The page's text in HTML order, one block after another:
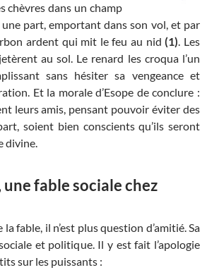
chèvres dans un champ
une part, emportant dans son vol, et par
ardent qui mit le feu au nid(1). Les
au sol. Le renard les croqua l’un
sans hésiter sa vengeance et
Et la morale d’Esope de conclure :
leurs amis, pensant pouvoir éviter des
soient bien conscients qu’ils seront
divine.
une fable sociale chez
fable, il n’est plus question d’amitié. Sa
et politique. Il y est fait l’apologie
sur les puissants :